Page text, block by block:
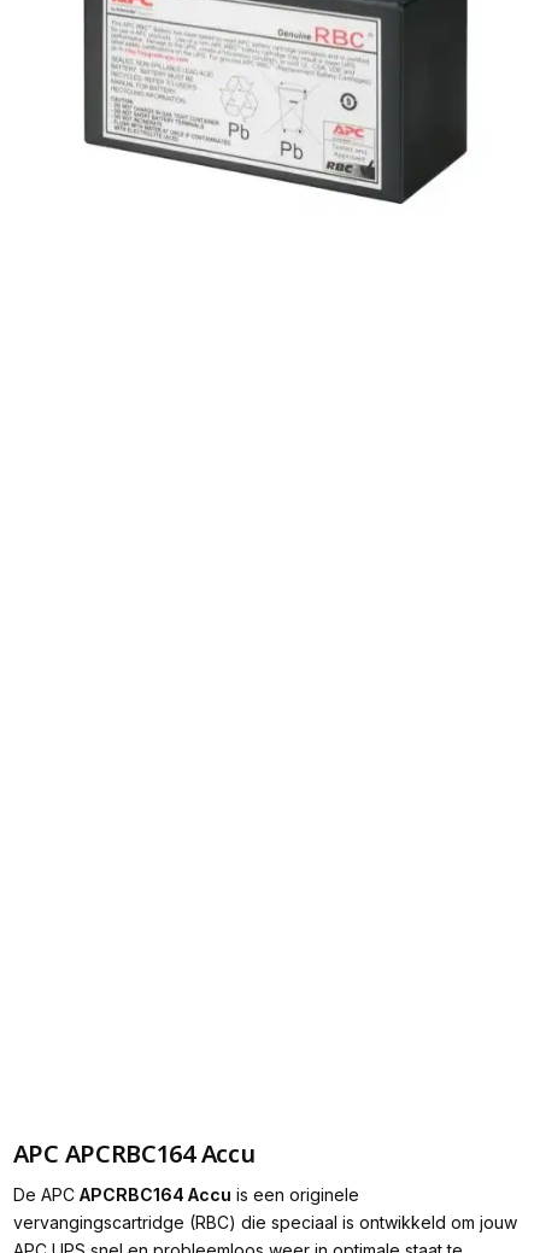
APC APCRBC164 Accu
De APC APCRBC164 Accu is een originele
vervangingscartridge (RBC) die speciaal is ontwikkeld om jouw